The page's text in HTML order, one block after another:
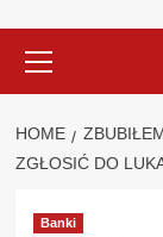
Menu
HOME
ZGŁOSIĆ DO
Banki